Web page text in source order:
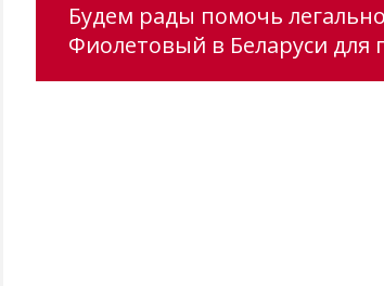
Будем рады помочь
Фиолетовый в Беларуси для